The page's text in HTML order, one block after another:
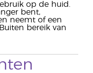
op de huid.
bent,
neemt of een
bereik van